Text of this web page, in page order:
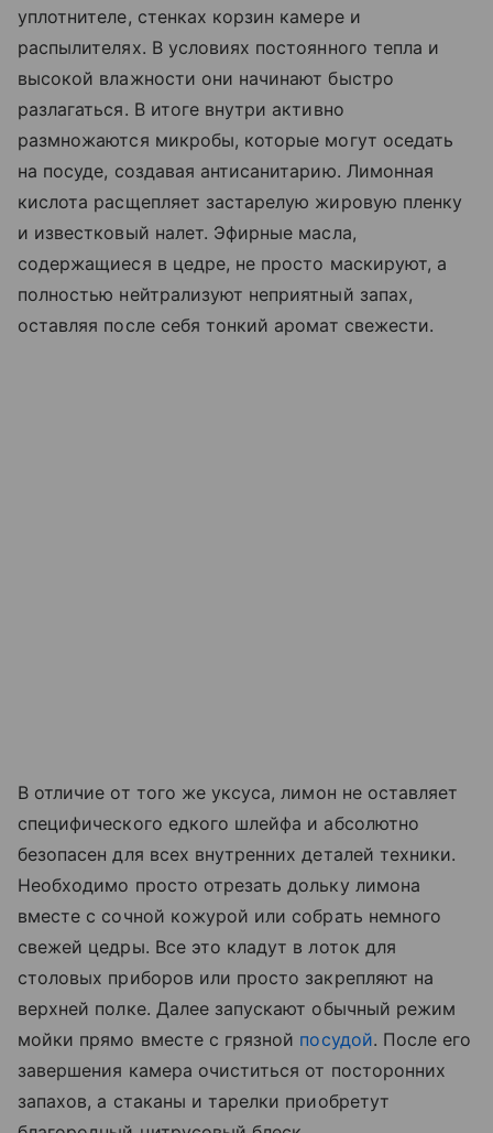
уплотнителе, стенках корзин камере и
распылителях. В условиях постоянного тепла и
высокой влажности они начинают быстро
разлагаться. В итоге внутри активно
размножаются микробы, которые могут оседать
на посуде, создавая антисанитарию. Лимонная
кислота расщепляет застарелую жировую пленку
и известковый налет. Эфирные масла,
содержащиеся в цедре, не просто маскируют, а
полностью нейтрализуют неприятный запах,
оставляя после себя тонкий аромат свежести.
В отличие от того же уксуса, лимон не оставляет
специфического едкого шлейфа и абсолютно
безопасен для всех внутренних деталей техники.
Необходимо просто отрезать дольку лимона
вместе с сочной кожурой или собрать немного
свежей цедры. Все это кладут в лоток для
столовых приборов или просто закрепляют на
верхней полке. Далее запускают обычный режим
мойки прямо вместе с грязной посудой. После его
завершения камера очиститься от посторонних
запахов, а стаканы и тарелки приобретут